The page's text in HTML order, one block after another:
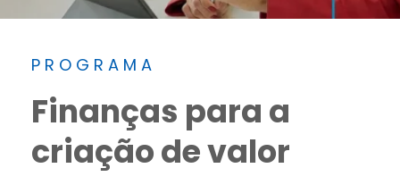
P R O G R A M A
Finanças para a
criação de valor